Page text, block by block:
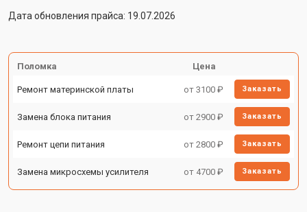
Дата обновления прайса: 19.07.2026
Поломка Цена
Ремонт материнской платы от 3100 ₽ Заказать
Замена блока питания от 2900 ₽ Заказать
Ремонт цепи питания от 2800 ₽ Заказать
Замена микросхемы усилителя от 4700 ₽ Заказать